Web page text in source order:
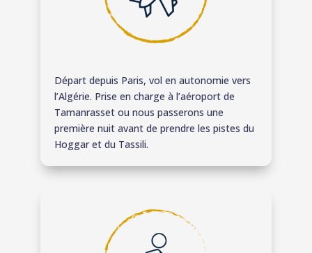
Départ depuis Paris, vol en autonomie vers
l’Algérie. Prise en charge à l’aéroport de
Tamanrasset ou nous passerons une
première nuit avant de prendre les pistes du
Hoggar et du Tassili.